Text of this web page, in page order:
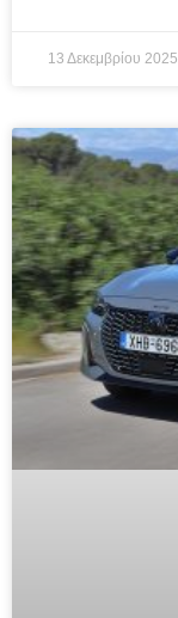
13 Δεκεμβρίου 2025